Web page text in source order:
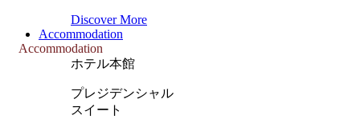
Discover More
Accommodation
Accommodation
ホテル本館
プレジデンシャル
スイート